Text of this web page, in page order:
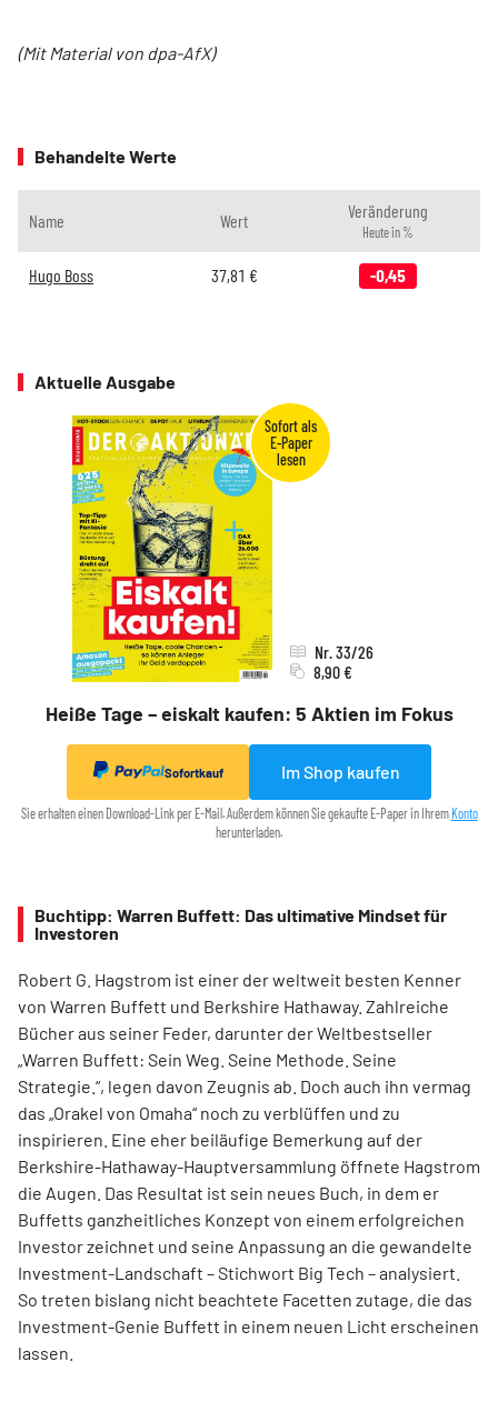
(Mit Material von dpa-AfX)
Behandelte Werte
Name Wert Veränderung
Heute in %
Hugo Boss 37,81 € -0,45
Aktuelle Ausgabe
Heiße Tage – eiskalt kaufen: 5 Aktien im Fokus
Nr. 33/26
8,90 €
Sofortkauf Im Shop kaufen
Sie erhalten einen Download-Link per E-Mail. Außerdem können Sie gekaufte E-Paper in Ihrem Konto
herunterladen.
Buchtipp: Warren Buffett: Das ultimative Mindset für
Investoren
Robert G. Hagstrom ist einer der weltweit besten Kenner
von Warren Buffett und Berkshire Hathaway. Zahlreiche
Bücher aus seiner Feder, darunter der Weltbestseller
„Warren Buffett: Sein Weg. Seine Methode. Seine
Strategie.“, legen davon Zeugnis ab. Doch auch ihn vermag
das „Orakel von Omaha“ noch zu verblüffen und zu
inspirieren. Eine eher beiläufige Bemerkung auf der
Berkshire-Hathaway-Hauptversammlung öffnete Hagstrom
die Augen. Das Resultat ist sein neues Buch, ­in dem er
Buffetts ganzheitliches Konzept von einem erfolgreichen
Investor zeichnet und seine Anpassung an die gewandelte
Investment-Landschaft – Stichwort Big Tech – analysiert.
So treten bislang nicht beachtete Facetten zutage, die das
Investment-Genie Buffett in einem neuen Licht erscheinen
lassen.